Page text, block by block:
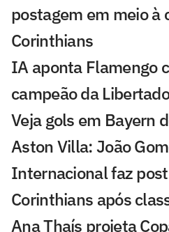
postagem em meio à
Corinthians
IA aponta Flamengo
campeão da
Veja gols em Bayern
Aston Villa: João
Internacional faz
Corinthians após
Ana Thaís projeta